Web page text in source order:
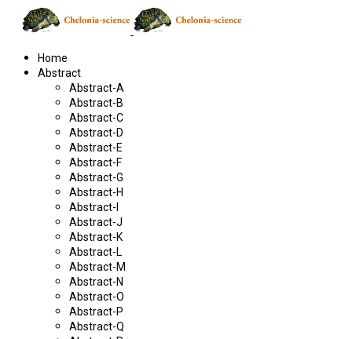
Home
Abstract
Abstract-A
Abstract-B
Abstract-C
Abstract-D
Abstract-E
Abstract-F
Abstract-G
Abstract-H
Abstract-I
Abstract-J
Abstract-K
Abstract-L
Abstract-M
Abstract-N
Abstract-O
Abstract-P
Abstract-Q